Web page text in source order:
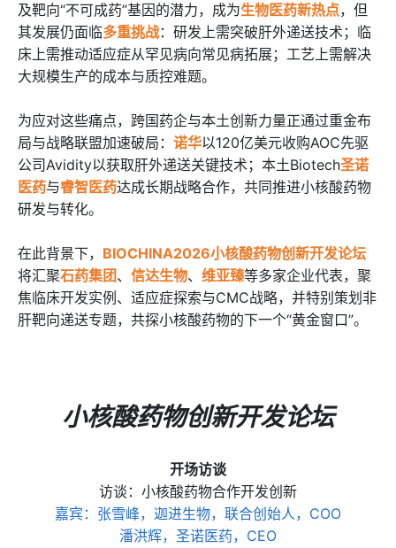
及靶向“不可成药”基因的潜力，成为生物医药新热点，但
其发展仍面临多重挑战：研发上需突破肝外递送技术；临
床上需推动适应症从罕见病向常见病拓展；工艺上需解决
大规模生产的成本与质控难题。
为应对这些痛点，跨国药企与本土创新力量正通过重金布
局与战略联盟加速破局： 诺华以120亿美元收购AOC先驱
公司Avidity以获取肝外递送关键技术；本土Biotech圣诺
医药与睿智医药达成长期战略合作，共同推进小核酸药物
研发与转化。
在此背景下， BIOCHINA2026小核酸药物创新开发论坛
将汇聚石药集团、 信达生物、 维亚臻等多家企业代表，聚
焦临床开发实例、适应症探索与CMC战略，并特别策划非
肝靶向递送专题，共探小核酸药物的下一个“黄金窗口”。
小核酸药物创新开发论坛
开场访谈
访谈：小核酸药物合作开发创新
嘉宾：张雪峰，迦进生物，联合创始人，COO
潘洪辉，圣诺医药，CEO